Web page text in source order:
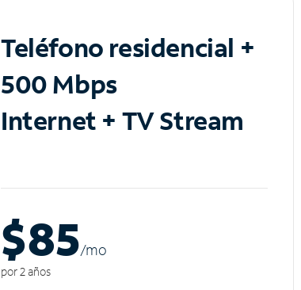
Teléfono residencial +
500 Mbps
Internet + TV Stream
$85/mo
por 2 años